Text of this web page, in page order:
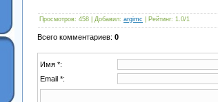
Просмотров: 458 | Добавил: argimc Рейтинг: 1.0/1
Всего комментариев: 0
Имя *:
Email *: